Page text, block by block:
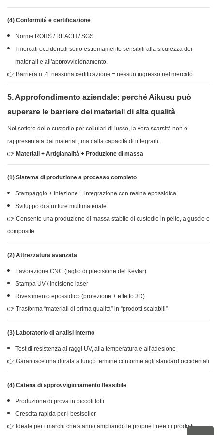
(4) Conformità e certificazione
Norme ROHS / REACH / SGS
I mercati occidentali sono estremamente sensibili alla sicurezza dei
materiali e all'approvvigionamento.
👉 Barriera n. 4: nessuna certificazione = nessun ingresso nel mercato
5. Approfondimento aziendale: perché Aikusu può
superare le barriere dei materiali di alta qualità
Nel settore delle custodie per cellulari di lusso, la vera scarsità non è
rappresentata dai materiali, ma dalla capacità di integrarli:
👉 Materiali + Artigianalità + Produzione di massa
(1) Sistema di produzione a processo completo
Stampaggio + iniezione + integrazione con resina epossidica
Sviluppo di strutture multimateriale
👉 Consente una produzione di massa stabile di custodie in pelle, a guscio e
composite
(2) Attrezzatura avanzata
Lavorazione CNC (taglio di precisione del Kevlar)
Stampa UV / incisione laser
Rivestimento epossidico (protezione + effetto 3D)
👉 Trasforma “materiali di prima qualità” in “prodotti scalabili”
(3) Laboratorio di analisi interno
Test di resistenza ai raggi UV, alla temperatura e all'adesione
👉 Garantisce una durata a lungo termine conforme agli standard occidentali
(4) Catena di approvvigionamento flessibile
Produzione di prova in piccoli lotti
Crescita rapida per i bestseller
👉 Ideale per i marchi che stanno ampliando le proprie linee di prodotti